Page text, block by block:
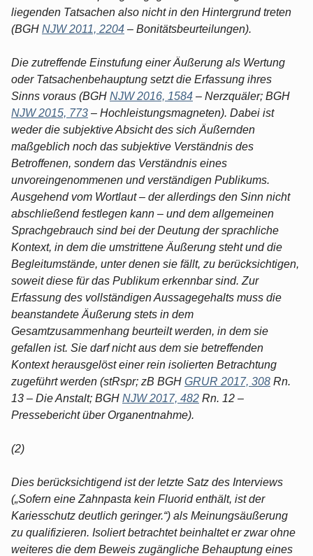
liegenden Tatsachen also nicht in den Hintergrund treten
(BGH NJW 2011, 2204 – Bonitätsbeurteilungen).
Die zutreffende Einstufung einer Äußerung als Wertung
oder Tatsachenbehauptung setzt die Erfassung ihres
Sinns voraus (BGH NJW 2016, 1584 – Nerzquäler; BGH
NJW 2015, 773 – Hochleistungsmagneten). Dabei ist
weder die subjektive Absicht des sich Äußernden
maßgeblich noch das subjektive Verständnis des
Betroffenen, sondern das Verständnis eines
unvoreingenommenen und verständigen Publikums.
Ausgehend vom Wortlaut – der allerdings den Sinn nicht
abschließend festlegen kann – und dem allgemeinen
Sprachgebrauch sind bei der Deutung der sprachliche
Kontext, in dem die umstrittene Äußerung steht und die
Begleitumstände, unter denen sie fällt, zu berücksichtigen,
soweit diese für das Publikum erkennbar sind. Zur
Erfassung des vollständigen Aussagegehalts muss die
beanstandete Äußerung stets in dem
Gesamtzusammenhang beurteilt werden, in dem sie
gefallen ist. Sie darf nicht aus dem sie betreffenden
Kontext herausgelöst einer rein isolierten Betrachtung
zugeführt werden (stRspr; zB BGH GRUR 2017, 308 Rn.
13 – Die Anstalt; BGH NJW 2017, 482 Rn. 12 –
Pressebericht über Organentnahme).
(2)
Dies berücksichtigend ist der letzte Satz des Interviews
(„Sofern eine Zahnpasta kein Fluorid enthält, ist der
Kariesschutz deutlich geringer.“) als Meinungsäußerung
zu qualifizieren. Isoliert betrachtet beinhaltet er zwar ohne
weiteres die dem Beweis zugängliche Behauptung eines